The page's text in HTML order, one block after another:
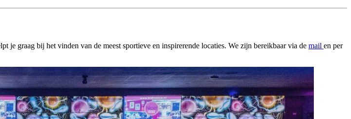
graag bij het vinden van de meest sportieve en inspirerende locaties. We zijn bereikbaar via de mail en per